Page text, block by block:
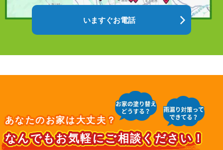
いますぐお電話
あなたのお家は大丈夫？
なんでもお気軽にご相談ください！